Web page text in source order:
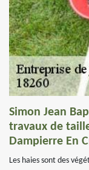
Simon Jean
travaux de
Dampierre En
Les haies sont des